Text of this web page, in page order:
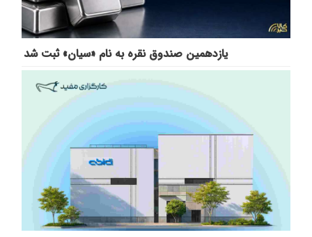
یازدهمین صندوق نقره به نام «سیان» ثبت شد